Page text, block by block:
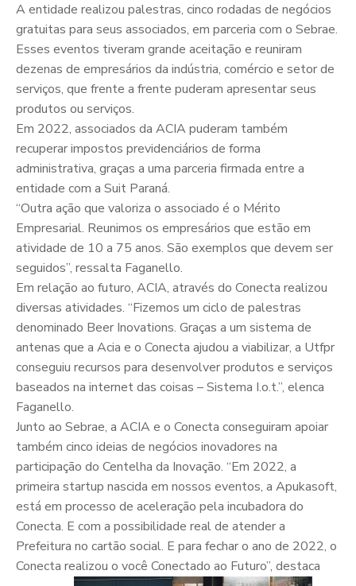
A entidade realizou palestras, cinco rodadas de negócios
gratuitas para seus associados, em parceria com o Sebrae.
Esses eventos tiveram grande aceitação e reuniram
dezenas de empresários da indústria, comércio e setor de
serviços, que frente a frente puderam apresentar seus
produtos ou serviços.
Em 2022, associados da ACIA puderam também
recuperar impostos previdenciários de forma
administrativa, graças a uma parceria firmada entre a
entidade com a Suit Paraná.
“Outra ação que valoriza o associado é o Mérito
Empresarial. Reunimos os empresários que estão em
atividade de 10 a 75 anos. São exemplos que devem ser
seguidos”, ressalta Faganello.
Em relação ao futuro, ACIA, através do Conecta realizou
diversas atividades. “Fizemos um ciclo de palestras
denominado Beer Inovations. Graças a um sistema de
antenas que a Acia e o Conecta ajudou a viabilizar, a Utfpr
conseguiu recursos para desenvolver produtos e serviços
baseados na internet das coisas – Sistema I.o.t.”, elenca
Faganello.
Junto ao Sebrae, a ACIA e o Conecta conseguiram apoiar
também cinco ideias de negócios inovadores na
participação do Centelha da Inovação. “Em 2022, a
primeira startup nascida em nossos eventos, a Apukasoft,
está em processo de aceleração pela incubadora do
Conecta. E com a possibilidade real de atender a
Prefeitura no cartão social. E para fechar o ano de 2022, o
Conecta realizou o você Conectado ao Futuro”, destaca